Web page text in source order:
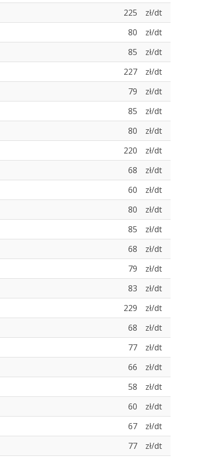
225
zł/dt
80
zł/dt
85
zł/dt
227
zł/dt
79
zł/dt
85
zł/dt
80
zł/dt
220
zł/dt
68
zł/dt
60
zł/dt
80
zł/dt
85
zł/dt
68
zł/dt
79
zł/dt
83
zł/dt
229
zł/dt
68
zł/dt
77
zł/dt
66
zł/dt
58
zł/dt
60
zł/dt
67
zł/dt
77
zł/dt